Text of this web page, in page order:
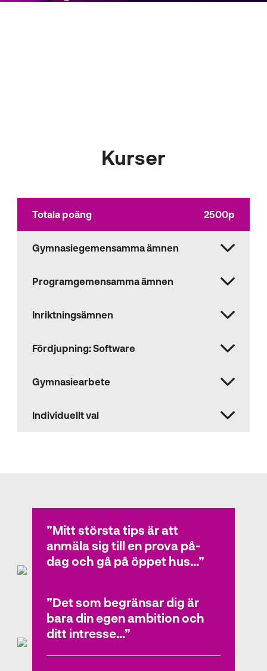
Kurser
Totala poäng 2500p
Gymnasiegemensamma ämnen
Programgemensamma ämnen
Inriktningsämnen
Fördjupning: Software
Gymnasiearbete
Individuellt val
Elevintervjuer
Mitt största tips är att
anmäla sig till en prova på-
dag och gå på öppet hus...
Lukas
Teknikprogrammet
Det som begränsar dig är
bara din egen ambition och
ditt intresse...